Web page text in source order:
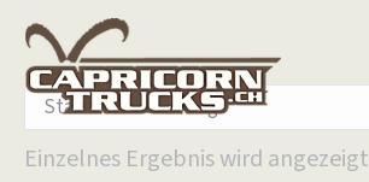
Einzelnes Ergebnis wird angezeigt